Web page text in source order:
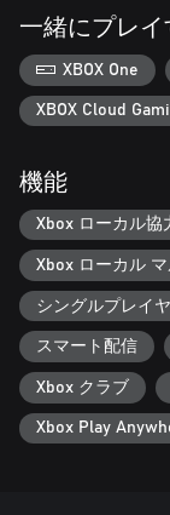
ヤーストーリーを
- サッカーのキャ
金受給者、忍者な
う
- サッカーを救い、
-チームと動物の
はい、Soccer
最大 3 人の友達を
に挑戦して、サッ
ましょう!
たくさんのチーム
タイルを見つけて
Soccer Inc スタジ
ナメントを開催しま
一緒にプレイ
XBOX One
XBOX Cloud
機能
Xbox ローカル協
Xbox ローカル
シングルプレイ
スマート配信
Xbox クラブ
Xbox Play